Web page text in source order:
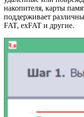
накопителя, карты
поддерживает
FAT, exFAT и другие.